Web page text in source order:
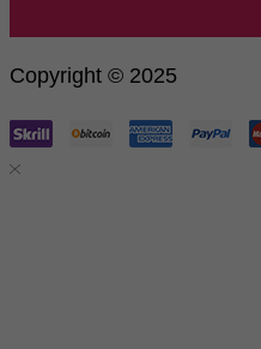
Copyright © 2025